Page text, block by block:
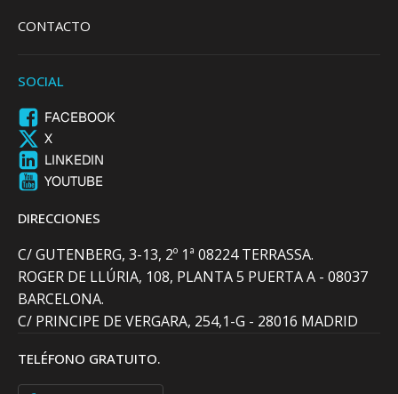
CONTACTO
SOCIAL
FACEBOOK
X
LINKEDIN
YOUTUBE
DIRECCIONES
C/ GUTENBERG, 3-13, 2º 1ª 08224 TERRASSA.
ROGER DE LLÚRIA, 108, PLANTA 5 PUERTA A - 08037
BARCELONA.
C/ PRINCIPE DE VERGARA, 254,1-G - 28016 MADRID
TELÉFONO GRATUITO.